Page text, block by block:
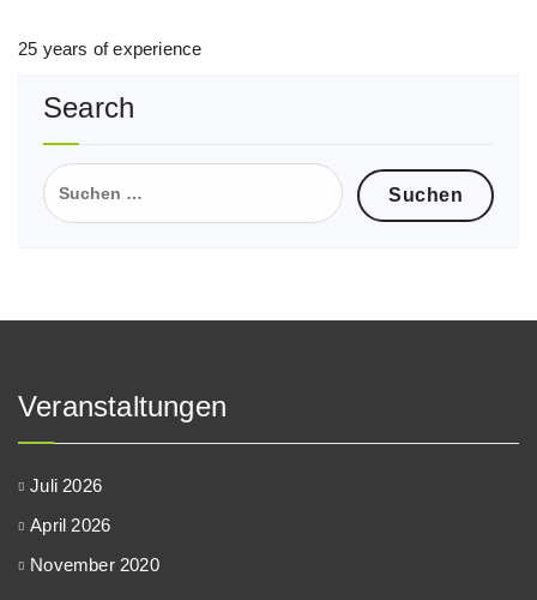
25 years of experience
Search
Suche
nach:
Veranstaltungen
Juli 2026
April 2026
November 2020